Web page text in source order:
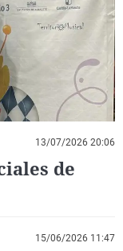
rosa de los vientos
viajera
el perro y el
de
Viuda
Rioja
Vasco
13/07/2026 20:06
de
15/06/2026 11:47